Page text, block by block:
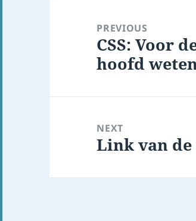
navigationPREVIOUS
Previous
post:
CSS: Voor
hoofd
NEXT
Next
Link van de